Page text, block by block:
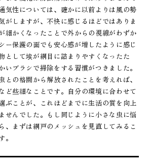
気性については、確かに以前よりは風の勢
がしますが、不快に感じるほどではありま
細かくなったことで外からの視線がわずか
ー保護の面でも安心感が増したように感じ
として埃が網目に詰まりやすくなったた
いブラシで掃除をする習慣がつきました。
との格闘から解放されたことを考えれば、
ど些細なことです。自分の環境に合わせて
ぶことが、これほどまでに生活の質を向上
せんでした。もし同じように小さな虫に悩
、まずは網戸のメッシュを見直してみるこ
。